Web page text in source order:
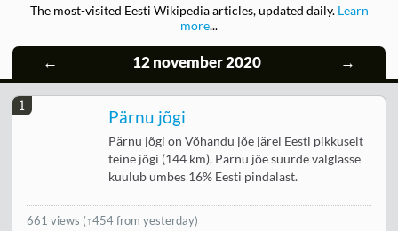
The most-visited Eesti Wikipedia articles, updated daily. Learn
more...
← 12 november 2020 →
1
Pärnu jõgi
Pärnu jõgi on Võhandu jõe järel Eesti pikkuselt
teine jõgi (144 km). Pärnu jõe suurde valglasse
kuulub umbes 16% Eesti pindalast.
661 views (↑454 from yesterday)